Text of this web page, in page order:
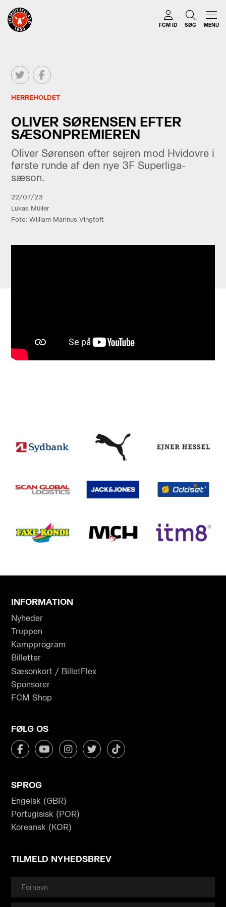
FCM ID SØG MENU
HERREHOLDET
OLIVER SØRENSEN EFTER
SÆSONPREMIEREN
Oliver Sørensen efter sejren mod Hvidovre i
første runde af den nye 3F Superliga-
sæson.
22/07/23
Lukas Müller
Foto: William Marinus Vingtoft
INFORMATION
Nyheder
Truppen
Kampprogram
Billetter
Sæsonkort / BilletFlex
Sponsorer
FCM Shop
FØLG OS
SPROG
Engelsk (GBR)
Portugisisk (POR)
Koreansk (KOR)
TILMELD NYHEDSBREV